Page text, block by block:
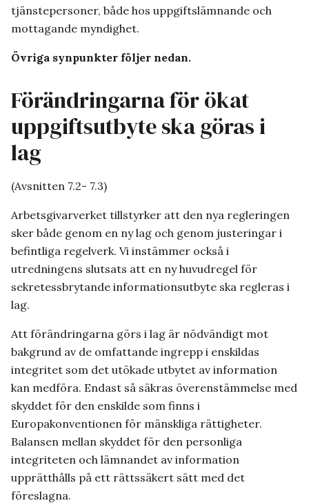
tjänstepersoner, både hos uppgiftslämnande och
mottagande myndighet.
Övriga synpunkter följer nedan.
Förändringarna för ökat
uppgiftsutbyte ska göras i
lag
(Avsnitten 7.2- 7.3)
Arbetsgivarverket tillstyrker att den nya regleringen
sker både genom en ny lag och genom justeringar i
befintliga regelverk. Vi instämmer också i
utredningens slutsats att en ny huvudregel för
sekretessbrytande informationsutbyte ska regleras i
lag.
Att förändringarna görs i lag är nödvändigt mot
bakgrund av de omfattande ingrepp i enskildas
integritet som det utökade utbytet av information
kan medföra. Endast så säkras överenstämmelse med
skyddet för den enskilde som finns i
Europakonventionen för mänskliga rättigheter.
Balansen mellan skyddet för den personliga
integriteten och lämnandet av information
upprätthålls på ett rättssäkert sätt med det
föreslagna.